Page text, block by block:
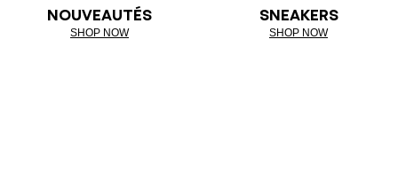
NOUVEAUTÉS
SHOP NOW
SNEAKERS
SHOP NOW